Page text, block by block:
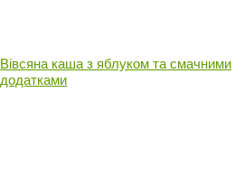
Вівсяна каша з яблуком та смачними
додатками